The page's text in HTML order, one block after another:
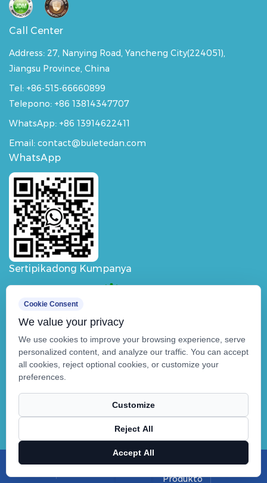
Call Center
Address: 27, Nanying Road, Yancheng City(224051),
Jiangsu Province, China
Tel: +86-515-66660899
Telepono: +86 13814347707
WhatsApp: +86 13914622411
Email: contact@buletedan.com
WhatsApp
Sertipikadong Kumpanya
Karapatang-ari © Buletedan Smart Cloud
Mga
Produkto
Balita
Cookie Consent
We value your privacy
We use cookies to improve your browsing experience, serve
personalized content, and analyze our traffic. You can accept
all cookies, reject optional cookies, or customize your
preferences.
Customize
Reject All
Accept All